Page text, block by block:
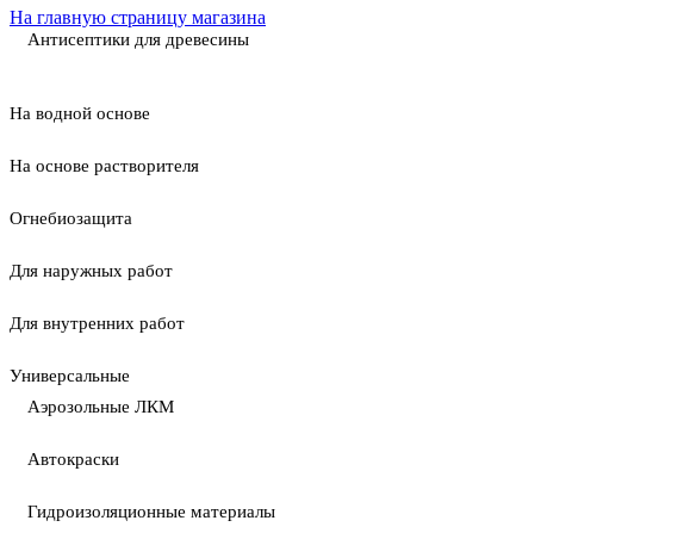
На главную страницу магазина
Антисептики для древесины
На водной основе
На основе растворителя
Огнебиозащита
Для наружных работ
Для внутренних работ
Универсальные
Аэрозольные ЛКМ
Автокраски
Гидроизоляционные материалы